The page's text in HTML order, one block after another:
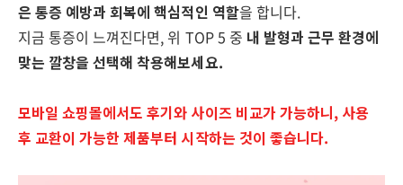
은 통증 예방과 회복에 핵심적인 역할을 합니다.
지금 통증이 느껴진다면, 위 TOP 5 중 내 발형과 근무 환경에
맞는 깔창을 선택해 착용해보세요.
모바일 쇼핑몰에서도 후기와 사이즈 비교가 가능하니, 사용
후 교환이 가능한 제품부터 시작하는 것이 좋습니다.